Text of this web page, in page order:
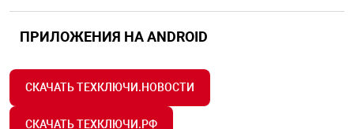
ПРИЛОЖЕНИЯ НА ANDROID
СКАЧАТЬ ТЕХКЛЮЧИ.НОВОСТИ
СКАЧАТЬ ТЕХКЛЮЧИ.РФ